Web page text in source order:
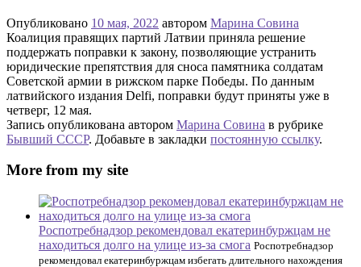
Опубликовано 10 мая, 2022 автором Марина Совина
Коалиция правящих партий Латвии приняла решение
поддержать поправки к закону, позволяющие устранить
юридические препятствия для сноса памятника солдатам
Советской армии в рижском парке Победы. По данным
латвийского издания Delfi, поправки будут приняты уже в
четверг, 12 мая.
Запись опубликована автором Марина Совина в рубрике
Бывший СССР. Добавьте в закладки постоянную ссылку.
More from my site
Роспотребнадзор рекомендовал екатеринбуржцам не
находиться долго на улице из-за смога Роспотребнадзор
рекомендовал екатеринбуржцам избегать длительного нахождения